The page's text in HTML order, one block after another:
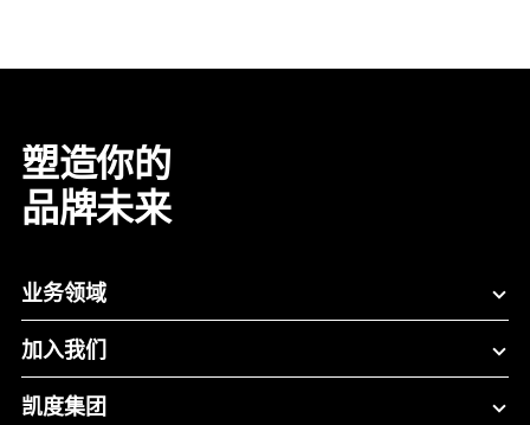
塑造你的
品牌未来
业务领域
加入我们
凯度集团